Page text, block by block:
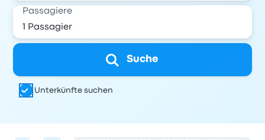
Passagiere
Suche
Unterkünfte suchen